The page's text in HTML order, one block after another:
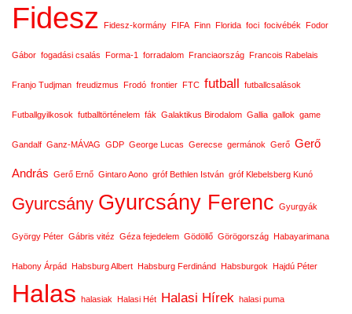
Fidesz Fidesz-kormány FIFA Finn Florida foci focivébék Fodor
Gábor fogadási csalás Forma-1 forradalom Franciaország Francois Rabelais
Franjo Tudjman freudizmus Frodó frontier FTC futball futballcsalások
Futballgyilkosok futballtörténelem fák Galaktikus Birodalom Gallia gallok game
Gandalf Ganz-MÁVAG GDP George Lucas Gerecse germánok Gerő Gerő
András Gerő Ernő Gintaro Aono gróf Bethlen István gróf Klebelsberg Kunó
Gyurcsány Gyurcsány Ferenc Gyurgyák
György Péter Gábris vitéz Géza fejedelem Gödöllő Görögország Habayarimana
Habony Árpád Habsburg Albert Habsburg Ferdinánd Habsburgok Hajdú Péter
Halas halasiak Halasi Hét Halasi Hírek halasi puma